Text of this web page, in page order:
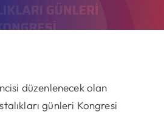
düzenlenecek olan
günleri Kongresi